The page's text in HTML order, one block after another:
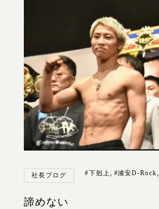
社長ブログ #下剋上, #浦安D-Rock,
諦めない